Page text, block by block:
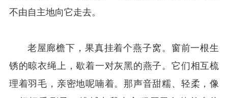
不由自主地向它走去。
老屋廊檐下，果真挂着个燕子窝。窗前一根生
锈的晾衣绳上，歇着一对灰黑的燕子。它们相互梳
理着羽毛，亲密地呢喃着。那声音甜糯、轻柔，像